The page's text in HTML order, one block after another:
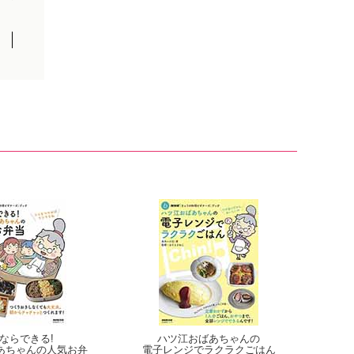
らできる!
ちゃんの人気お弁
ハツ江おばあちゃんの
電子レンジでラクラクごはん